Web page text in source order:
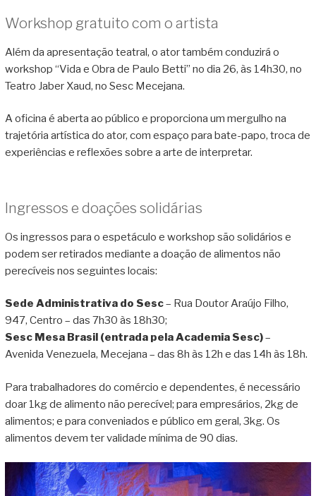
Workshop gratuito com o artista
Além da apresentação teatral, o ator também conduzirá o
workshop “Vida e Obra de Paulo Betti” no dia 26, às 14h30, no
Teatro Jaber Xaud, no Sesc Mecejana.
A oficina é aberta ao público e proporciona um mergulho na
trajetória artística do ator, com espaço para bate-papo, troca de
experiências e reflexões sobre a arte de interpretar.
Ingressos e doações solidárias
Os ingressos para o espetáculo e workshop são solidários e
podem ser retirados mediante a doação de alimentos não
perecíveis nos seguintes locais:
Sede Administrativa do Sesc– Rua Doutor Araújo Filho,
947, Centro – das 7h30 às 18h30;
Sesc Mesa Brasil (entrada pela Academia Sesc)–
Avenida Venezuela, Mecejana – das 8h às 12h e das 14h às 18h.
Para trabalhadores do comércio e dependentes, é necessário
doar 1kg de alimento não perecível; para empresários, 2kg de
alimentos; e para conveniados e público em geral, 3kg. Os
alimentos devem ter validade mínima de 90 dias.